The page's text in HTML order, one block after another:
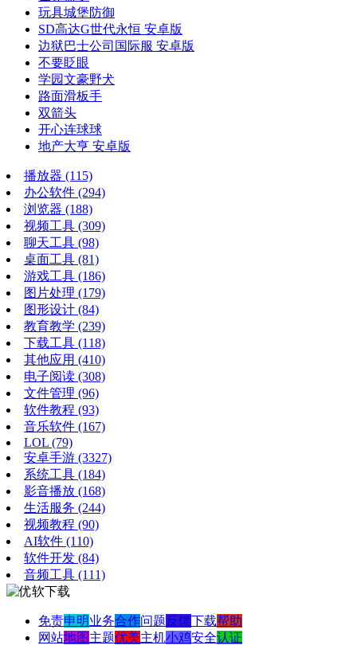
玩具城堡防御
SD高达G世代永恒 安卓版
边狱巴士公司国际服 安卓版
不要眨眼
学园文豪野犬
路面滑板手
双箭头
开心连球球
地产大亨 安卓版
播放器 (115)
办公软件 (294)
浏览器 (188)
视频工具 (309)
聊天工具 (98)
桌面工具 (81)
游戏工具 (186)
图片处理 (179)
图形设计 (84)
教育教学 (239)
下载工具 (118)
其他应用 (410)
电子阅读 (308)
文件管理 (96)
软件教程 (93)
音乐软件 (167)
LOL (79)
安卓手游 (3327)
系统工具 (184)
影音播放 (168)
生活服务 (244)
视频教程 (90)
AI软件 (110)
软件开发 (84)
音频工具 (111)
免责申明业务合作问题反馈下载帮助
网站地图 主题优美主机小鸡安全认证